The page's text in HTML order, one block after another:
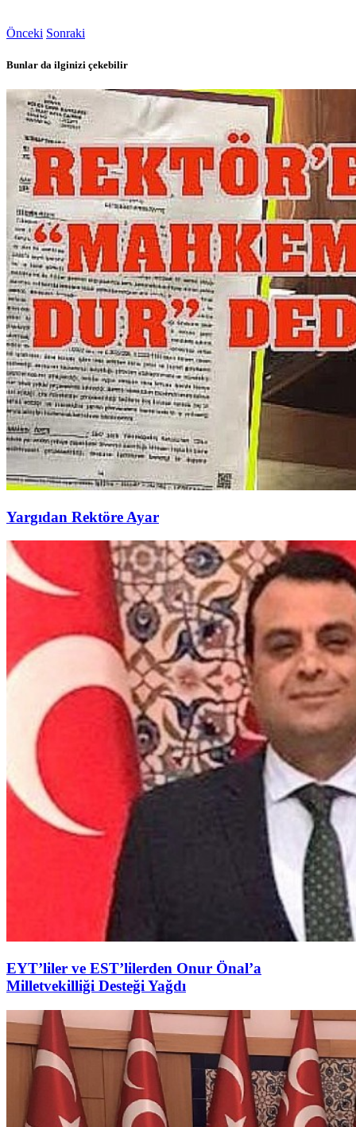
Önceki Sonraki
Bunlar da ilginizi çekebilir
Yargıdan Rektöre Ayar
EYT’liler ve EST’lilerden Onur Önal’a
Milletvekilliği Desteği Yağdı